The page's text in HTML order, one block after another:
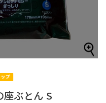
ぶとん S